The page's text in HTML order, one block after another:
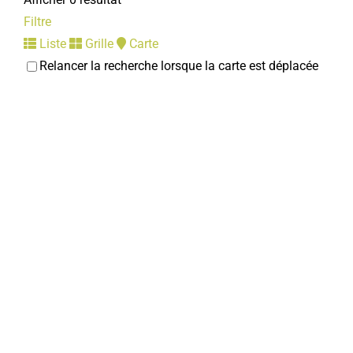
Filtre
Liste
Grille
Carte
Relancer la recherche lorsque la carte est déplacée